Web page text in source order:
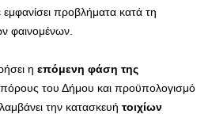
προβλήματα κατά τη
φαινομένων.
η επόμενη φάση της
πόρους του Δήμου και προϋπολογισμό
την κατασκευή τοιχίων